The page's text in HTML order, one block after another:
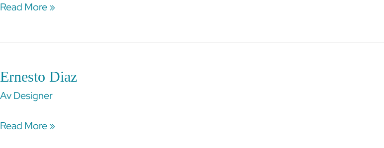
Read More »
Ernesto Diaz
AvDesigner
Ernesto
Diaz
Read More »